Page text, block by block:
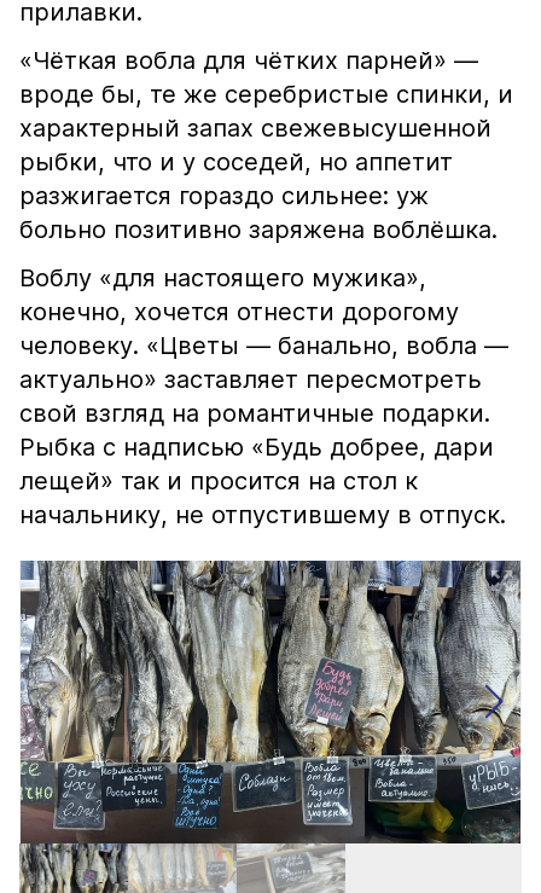
прилавки.
«Чёткая вобла для чётких парней» —
вроде бы, те же серебристые спинки, и
характерный запах свежевысушенной
рыбки, что и у соседей, но аппетит
разжигается гораздо сильнее: уж
больно позитивно заряжена воблёшка.
Воблу «для настоящего мужика»,
конечно, хочется отнести дорогому
человеку. «Цветы — банально, вобла —
актуально» заставляет пересмотреть
свой взгляд на романтичные подарки.
Рыбка с надписью «Будь добрее, дари
лещей» так и просится на стол к
начальнику, не отпустившему в отпуск.